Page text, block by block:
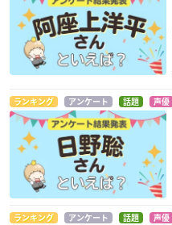
ランキング アンケート 話題 声優
ランキング アンケート 話題 声優